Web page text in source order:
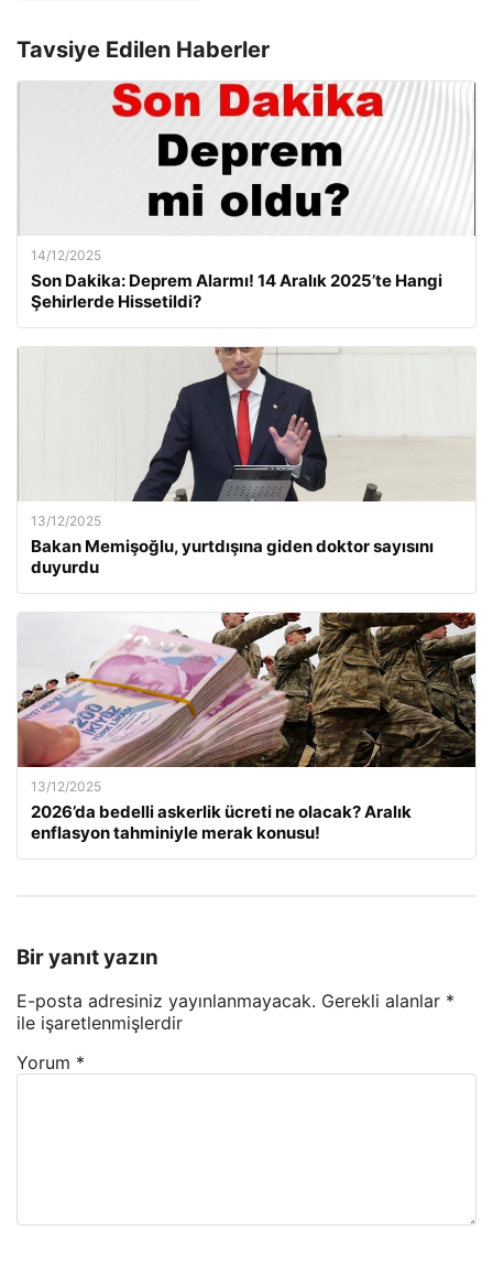
Tavsiye Edilen Haberler
14/12/2025
Son Dakika: Deprem Alarmı! 14 Aralık 2025’te Hangi
Şehirlerde Hissetildi?
13/12/2025
Bakan Memişoğlu, yurtdışına giden doktor sayısını
duyurdu
13/12/2025
2026’da bedelli askerlik ücreti ne olacak? Aralık
enflasyon tahminiyle merak konusu!
Bir yanıt yazın
E-posta adresiniz yayınlanmayacak. Gerekli alanlar *
ile işaretlenmişlerdir
Yorum *